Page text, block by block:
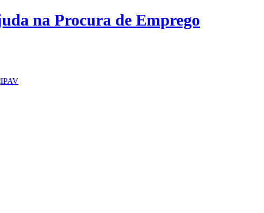
na Procura de Emprego